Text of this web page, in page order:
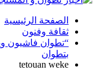
الصفحة الرئيسية
ثقافة وفنون
بتطوان
tetouan weke